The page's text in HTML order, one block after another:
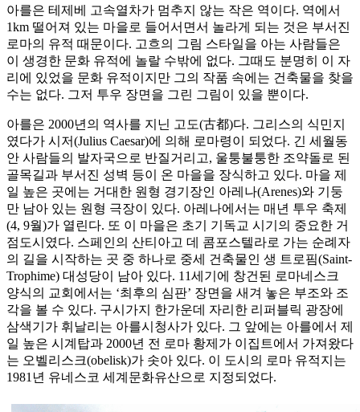
아를은 테제베 고속열차가 멈추지 않는 작은 역이다. 역에서
1km 떨어져 있는 마을로 들어서면서 놀라게 되는 것은 부서진
로마의 유적 때문이다. 고흐의 그림 스타일을 아는 사람들은
이 생경한 문화 유적에 놀랄 수밖에 없다. 그때도 분명히 이 자
리에 있었을 문화 유적이지만 그의 작품 속에는 건축물을 찾을
수는 없다. 그저 투우 장면을 그린 그림이 있을 뿐이다.
아를은 2000년의 역사를 지닌 고도(古都)다. 그리스의 식민지
였다가 시저(Julius Caesar)에 의해 로마령이 되었다. 긴 세월동
안 사람들의 발자국으로 반질거리고, 울퉁불퉁한 조약돌로 된
골목길과 부서진 성벽 등이 온 마을을 장식하고 있다. 마을 제
일 높은 곳에는 거대한 원형 경기장인 아레나(Arenes)와 기둥
만 남아 있는 원형 극장이 있다. 아레나에서는 매년 투우 축제
(4, 9월)가 열린다. 또 이 마을은 초기 기독교 시기의 중요한 거
점도시였다. 스페인의 산티아고 데 콤포스텔라로 가는 순례자
의 길을 시작하는 곳 중 하나로 중세 건축물인 생 트로핌(Saint-
Trophime) 대성당이 남아 있다. 11세기에 창건된 로마네스크
양식의 교회에서는 ‘최후의 심판’ 장면을 새겨 놓은 부조와 조
각을 볼 수 있다. 구시가지 한가운데 자리한 리퍼블릭 광장에
삼색기가 휘날리는 아를시청사가 있다. 그 앞에는 아를에서 제
일 높은 시계탑과 2000년 전 로마 황제가 이집트에서 가져왔다
는 오벨리스크(obelisk)가 솟아 있다. 이 도시의 로마 유적지는
1981년 유네스코 세계문화유산으로 지정되었다.